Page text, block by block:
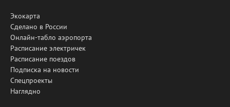
Экокарта
Сделано в России
Онлайн-табло аэропорта
Расписание электричек
Расписание поездов
Подписка на новости
Спецпроекты
Наглядно